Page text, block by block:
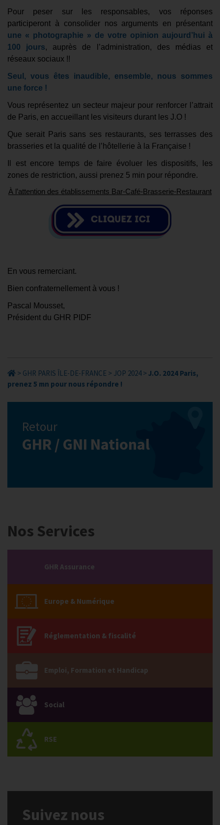
Pour peser sur les responsables, vos réponses
participeront à consolider nos arguments en présentant
une « photographie » de votre opinion aujourd’hui à
100 jours, auprès de l’administration, des médias et
réseaux sociaux !!
Seul, vous êtes inaudible, ensemble, nous sommes
une force !
Vous représentez un secteur majeur pour renforcer l’attrait
de Paris, en accueillant les visiteurs durant les J.O !
Que serait Paris sans ses restaurants, ses terrasses des
brasseries et la qualité de l’hôtellerie à la Française !
Il est encore temps de faire évoluer les dispositifs, les
zones de restriction, aussi prenez 5 min pour répondre.
À l’attention des établissements Bar-Café-Brasserie-Restaurant
En vous remerciant.
Bien confraternellement à vous !
Pascal Mousset,
Président du GHR PIDF
> GHR PARIS ÎLE-DE-FRANCE > JOP 2024 > J.O. 2024 Paris,
prenez 5 mn pour nous répondre !
Retour
GHR / GNI National
Nos Services
GHR Assurance
Europe & Numérique
Réglementation & fiscalité
Emploi, Formation et Handicap
Social
RSE
Suivez nous